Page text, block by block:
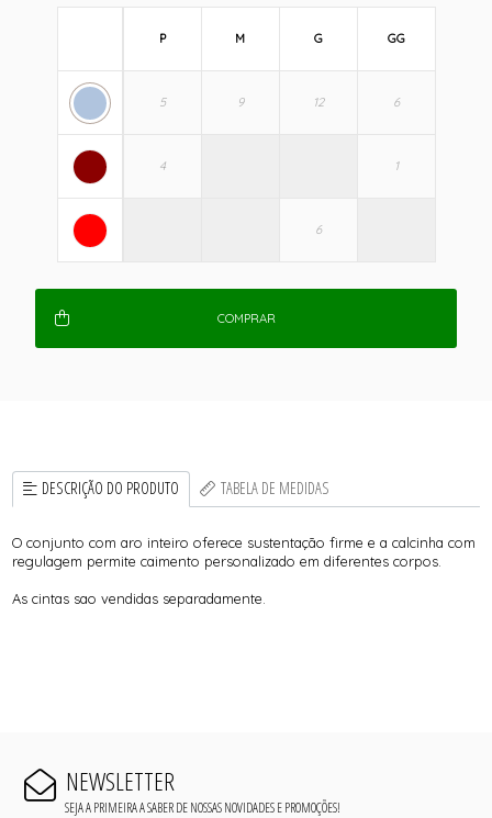
P M G GG
COMPRAR
DESCRIÇÃO DO PRODUTO TABELA DE MEDIDAS
O conjunto com aro inteiro oferece sustentação firme e a calcinha com
regulagem permite caimento personalizado em diferentes corpos.
As cintas sao vendidas separadamente.
NEWSLETTER
SEJA A PRIMEIRA A SABER DE NOSSAS NOVIDADES E PROMOÇÕES!